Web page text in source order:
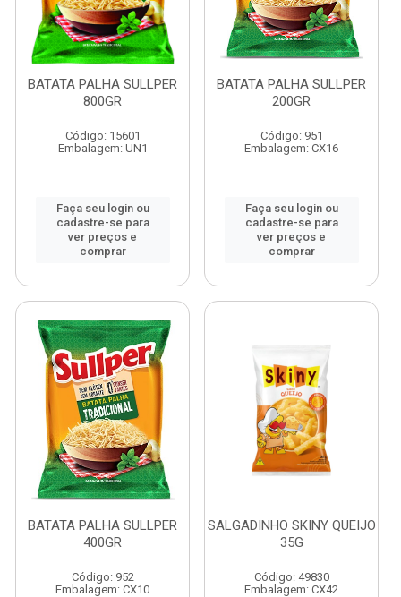
BATATA PALHA SULLPER
800GR
Código: 15601
Embalagem: UN1
Faça seu login ou
cadastre-se para
ver preços e
comprar
BATATA PALHA SULLPER
200GR
Código: 951
Embalagem: CX16
Faça seu login ou
cadastre-se para
ver preços e
comprar
BATATA PALHA SULLPER
400GR
Código: 952
Embalagem: CX10
SALGADINHO SKINY QUEIJO
35G
Código: 49830
Embalagem: CX42